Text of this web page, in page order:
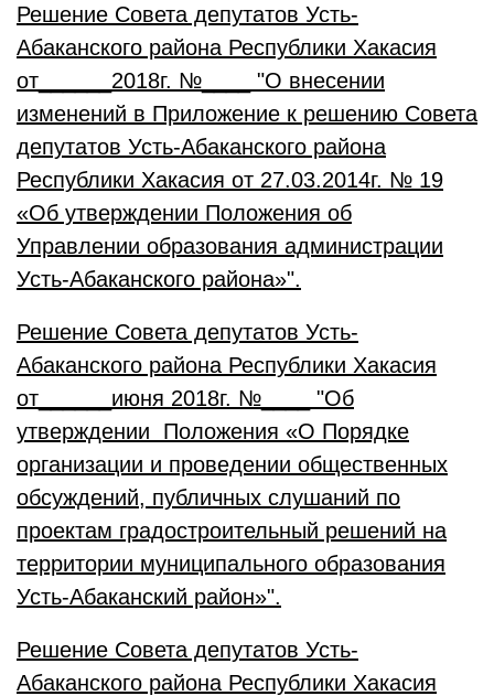
Решение Совета депутатов Усть-
Абаканского района Республики Хакасия
от______2018г. №____ "О внесении
изменений в Приложение к решению Совета
депутатов Усть-Абаканского района
Республики Хакасия от 27.03.2014г. № 19
«Об утверждении Положения об
Управлении образования администрации
Усть-Абаканского района»".
Решение Совета депутатов Усть-
Абаканского района Республики Хакасия
от______июня 2018г. №____ "Об
утверждении Положения «О Порядке
организации и проведении общественных
обсуждений, публичных слушаний по
проектам градостроительный решений на
территории муниципального образования
Усть-Абаканский район»".
Решение Совета депутатов Усть-
Абаканского района Республики Хакасия